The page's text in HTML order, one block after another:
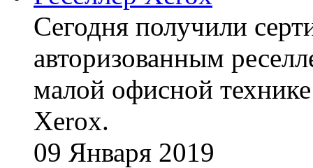
Сегодня получили
авторизованным
малой офисной
Xerox.
09 Января 2019